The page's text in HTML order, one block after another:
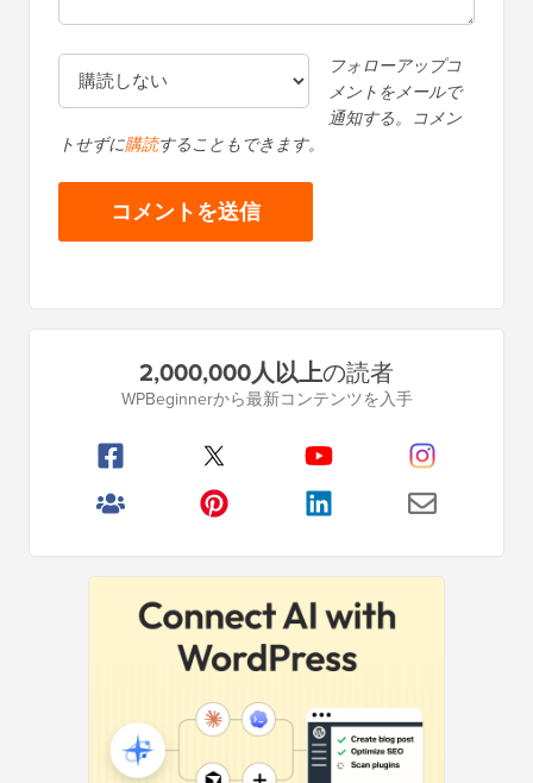
フォローアップコ
メントをメールで
通知する。コメン
トせずに購読することもできます。
イ
2,000,000人以上の読者
WPBeginnerから最新コンテンツを入手